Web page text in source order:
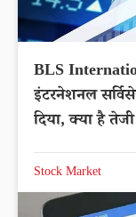
BLS
इंटरनेशनल
दिया, क्या है
Stock Market